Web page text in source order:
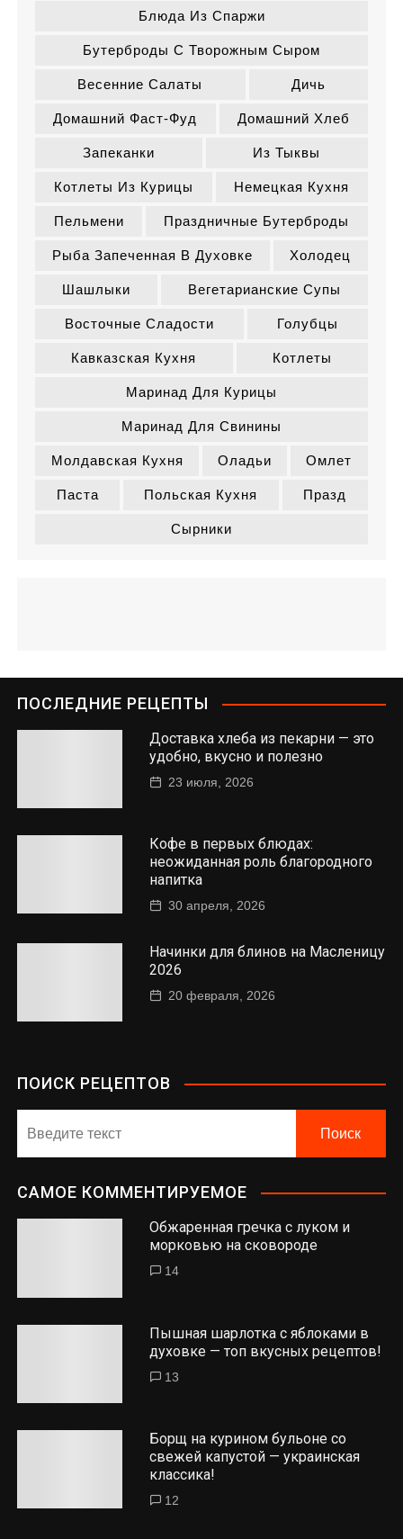
Блюда Из Спаржи
Бутерброды С Творожным Сыром
Весенние Салаты Дичь
Домашний Фаст-Фуд Домашний Хлеб
Запеканки Из Тыквы
Котлеты Из Курицы Немецкая Кухня
Пельмени Праздничные Бутерброды
Рыба Запеченная В Духовке Холодец
Шашлыки Вегетарианские Супы
Восточные Сладости Голубцы
Кавказская Кухня Котлеты
Маринад Для Курицы
Маринад Для Свинины
Молдавская Кухня Оладьи Омлет
Паста Польская Кухня Празд
Сырники
ПОСЛЕДНИЕ РЕЦЕПТЫ
Доставка хлеба из пекарни — это
удобно, вкусно и полезно
23 июля, 2026
Кофе в первых блюдах:
неожиданная роль благородного
напитка
30 апреля, 2026
Начинки для блинов на Масленицу
2026
20 февраля, 2026
ПОИСК РЕЦЕПТОВ
САМОЕ КОММЕНТИРУЕМОЕ
Обжаренная гречка с луком и
морковью на сковороде
14
Пышная шарлотка с яблоками в
духовке — топ вкусных рецептов!
13
Борщ на курином бульоне со
свежей капустой — украинская
классика!
12